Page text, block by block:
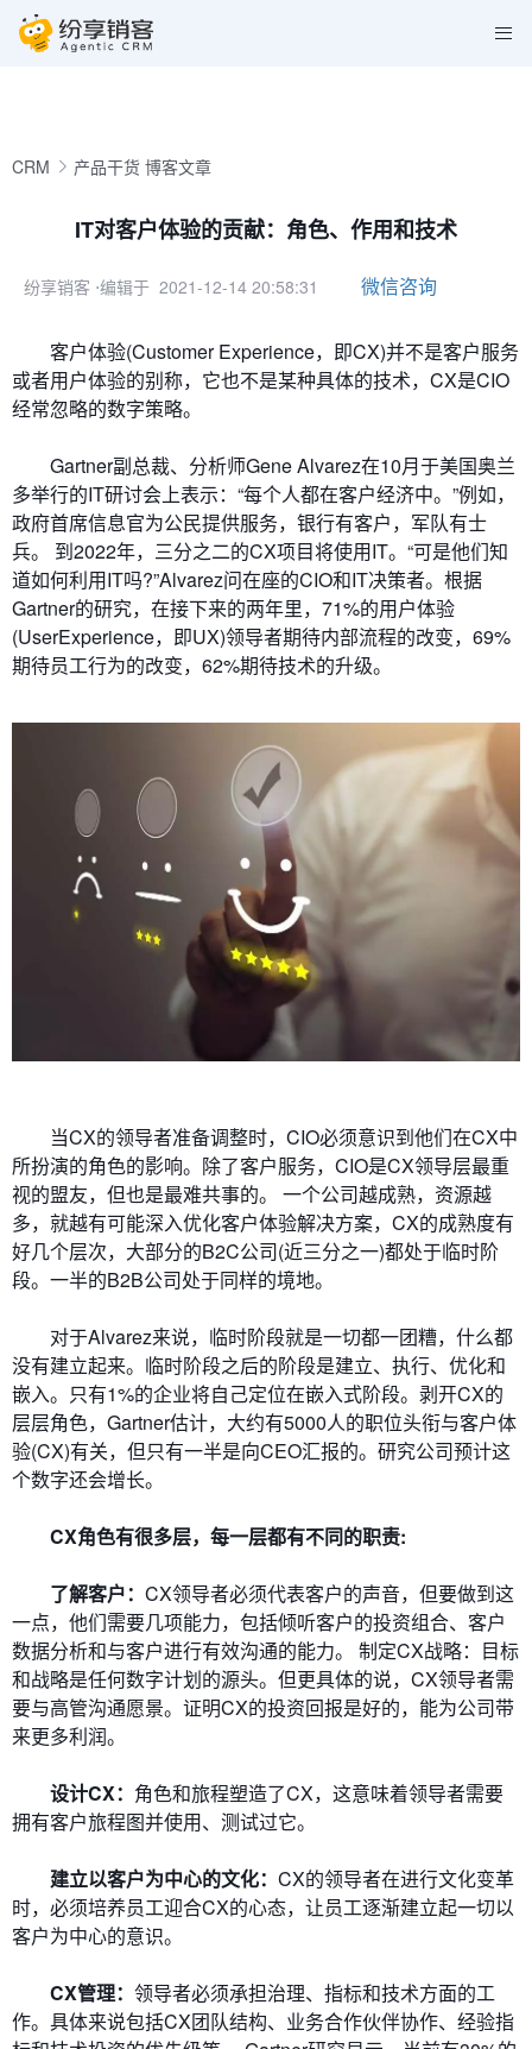
CRM 产品干货 博客文章
IT对客户体验的贡献：角色、作用和技术
纷享销客 ⋅编辑于 2021-12-14 20:58:31 微信咨询
客户体验(Customer Experience，即CX)并不是客户服务
或者用户体验的别称，它也不是某种具体的技术，CX是CIO
经常忽略的数字策略。
Gartner副总裁、分析师Gene Alvarez在10月于美国奥兰
多举行的IT研讨会上表示：“每个人都在客户经济中。”例如，
政府首席信息官为公民提供服务，银行有客户，军队有士
兵。 到2022年，三分之二的CX项目将使用IT。“可是他们知
道如何利用IT吗?”Alvarez问在座的CIO和IT决策者。根据
Gartner的研究，在接下来的两年里，71%的用户体验
(UserExperience，即UX)领导者期待内部流程的改变，69%
期待员工行为的改变，62%期待技术的升级。
当CX的领导者准备调整时，CIO必须意识到他们在CX中
所扮演的角色的影响。除了客户服务，CIO是CX领导层最重
视的盟友，但也是最难共事的。 一个公司越成熟，资源越
多，就越有可能深入优化客户体验解决方案，CX的成熟度有
好几个层次，大部分的B2C公司(近三分之一)都处于临时阶
段。一半的B2B公司处于同样的境地。
对于Alvarez来说，临时阶段就是一切都一团糟，什么都
没有建立起来。临时阶段之后的阶段是建立、执行、优化和
嵌入。只有1%的企业将自己定位在嵌入式阶段。剥开CX的
层层角色，Gartner估计，大约有5000人的职位头衔与客户体
验(CX)有关，但只有一半是向CEO汇报的。研究公司预计这
个数字还会增长。
CX角色有很多层，每一层都有不同的职责:
了解客户： CX领导者必须代表客户的声音，但要做到这
一点，他们需要几项能力，包括倾听客户的投资组合、客户
数据分析和与客户进行有效沟通的能力。 制定CX战略：目标
和战略是任何数字计划的源头。但更具体的说，CX领导者需
要与高管沟通愿景。证明CX的投资回报是好的，能为公司带
来更多利润。
设计CX： 角色和旅程塑造了CX，这意味着领导者需要
拥有客户旅程图并使用、测试过它。
建立以客户为中心的文化： CX的领导者在进行文化变革
时，必须培养员工迎合CX的心态，让员工逐渐建立起一切以
客户为中心的意识。
CX管理： 领导者必须承担治理、指标和技术方面的工
作。具体来说包括CX团队结构、业务合作伙伴协作、经验指